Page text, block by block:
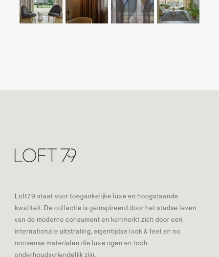
Loft79 staat voor toegankelijke luxe en hoogstaande
kwaliteit. De collectie is geïnspireerd door het stadse leven
van de moderne consument en kenmerkt zich door een
internationale uitstraling, eigentijdse look & feel en no
nonsense materialen die luxe ogen en toch
onderhoudsvriendelijk zijn.